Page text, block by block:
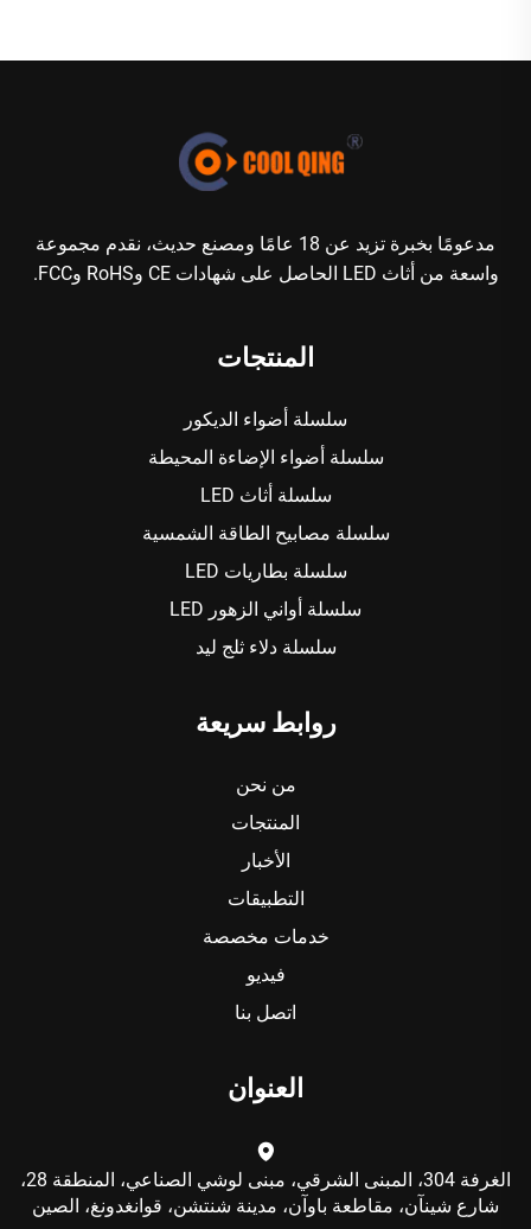
مدعومًا بخبرة تزيد عن 18 عامًا ومصنع حديث، نقدم مجموعة
واسعة من أثاث LED الحاصل على شهادات CE وRoHS وFCC.
المنتجات
سلسلة أضواء الديكور
سلسلة أضواء الإضاءة المحيطة
سلسلة أثاث LED
سلسلة مصابيح الطاقة الشمسية
سلسلة بطاريات LED
سلسلة أواني الزهور LED
سلسلة دلاء ثلج ليد
روابط سريعة
من نحن
المنتجات
الأخبار
التطبيقات
خدمات مخصصة
فيديو
اتصل بنا
العنوان
الغرفة 304، المبنى الشرقي، مبنى لوشي الصناعي، المنطقة 28،
شارع شينآن، مقاطعة باوآن، مدينة شنتشن، قوانغدونغ، الصين